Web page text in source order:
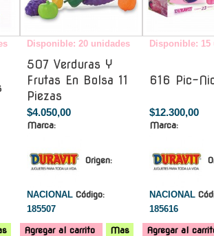
Disponible: 20 unidades
507 Verduras Y
Frutas En Bolsa 11
Piezas
$4.050,00
Marca:
Origen:
NACIONAL Código:
185507
Agregar al carrito Mas
Disponible: 15
616 Pic-
$12.300,00
Marca:
NACIONAL
185616
Agregar al